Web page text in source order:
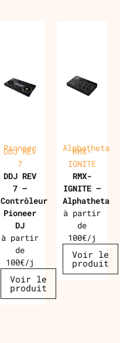
Pioneer
DDJ REV
7
DDJ REV
7 –
Contrôleur
Pioneer
DJ
à partir
de
100€/j
Voir le
produit
Alphatheta
RMX-
IGNITE
RMX-
IGNITE –
Alphatheta
à partir
de
100€/j
Voir le
produit